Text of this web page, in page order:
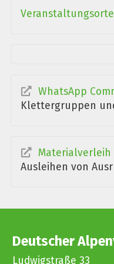
Veranstaltungsorte
WhatsApp
Klettergruppen
Materialverleih
Ausleihen von
Deutscher
Ludwigstraße 33